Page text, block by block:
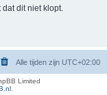
dit niet klopt.
Alle tijden zijn UTC+02:00
Limited